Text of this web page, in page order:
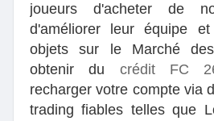
joueurs d'acheter de
d'améliorer leur équipe
objets sur le Marché
obtenir du crédit FC
recharger votre compte via
trading fiables telles que